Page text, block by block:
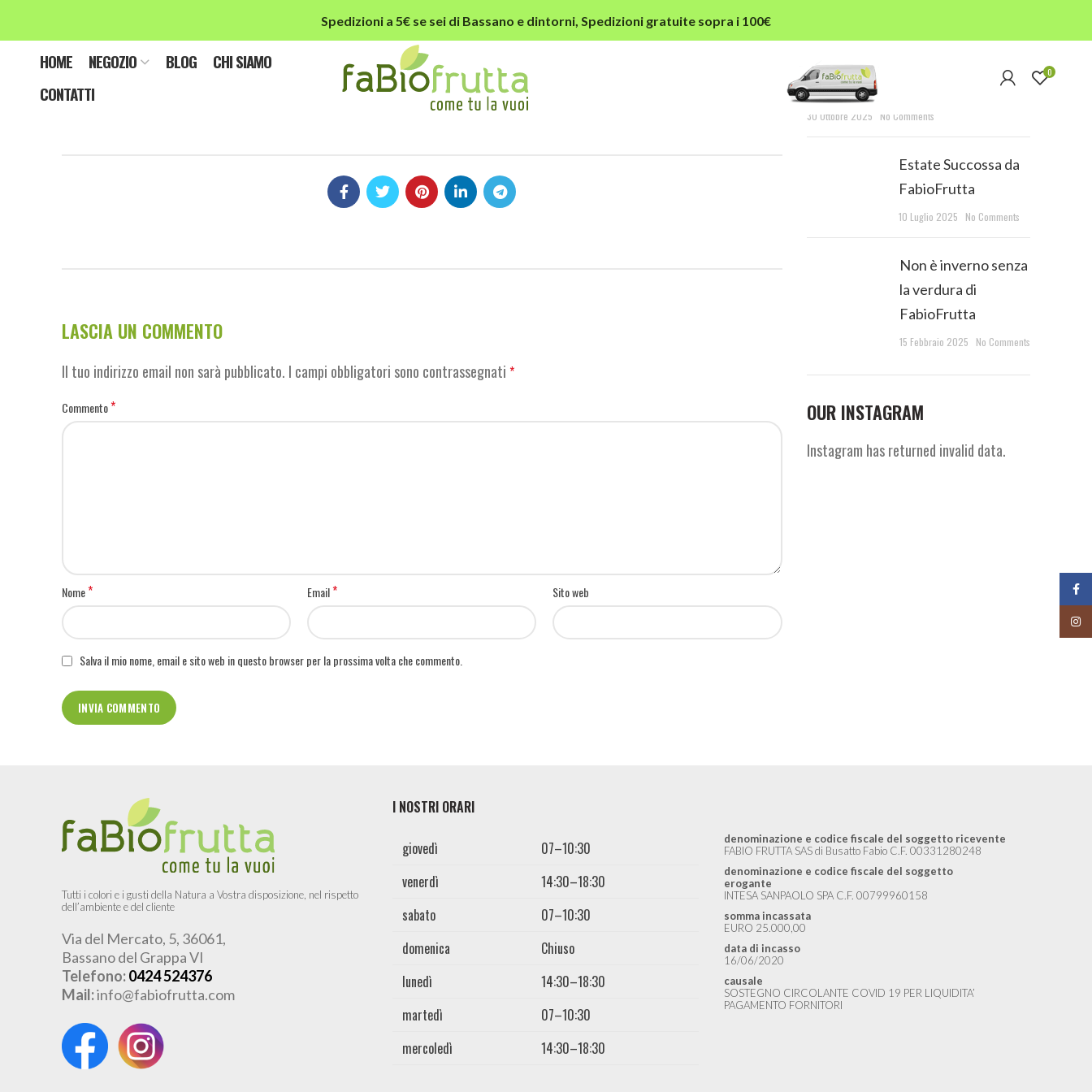
Spedizioni a 5€ se sei di Bassano e dintorni, Spedizioni gratuite sopra i 100€
HOME NEGOZIO BLOG
CHI SIAMO
CONTATTI
0
A INS QUERCIA
LASCIA UN COMMENTO
Il tuo indirizzo email non sarà pubblicato. I campi obbligatori sono contrassegnati *
Commento*
Nome* Email* Sito web
Salva il mio nome, email e sito web in questo browser per la prossima volta che commento.
RECENT POSTS
L’autunno in tavola
30 Ottobre 2025 No Comments
Estate Succossa da
FabioFrutta
10 Luglio 2025 No Comments
Non è inverno senza
la verdura di
FabioFrutta
15 Febbraio 2025 No Comments
OUR INSTAGRAM
Instagram has returned invalid data.
Tutti i colori e i gusti della Natura a Vostra disposizione, nel rispetto
dell’ambiente e del cliente
Via del Mercato, 5, 36061,
Bassano del Grappa VI
Telefono:0424 524376
Mail:info@fabiofrutta.com
I NOSTRI ORARI
giovedì
07–10:30
venerdì
14:30–18:30
sabato
07–10:30
domenica
Chiuso
lunedì
14:30–18:30
martedì
07–10:30
mercoledì
14:30–18:30
denominazione e codice fiscale del soggetto ricevente
FABIO FRUTTA SAS di Busatto Fabio C.F. 00331280248
denominazione e codice fiscale del soggetto
erogante
INTESA SANPAOLO SPA C.F. 00799960158
somma incassata
EURO 25.000,00
data di incasso
16/06/2020
causale
SOSTEGNO CIRCOLANTE COVID 19 PER LIQUIDITA’
PAGAMENTO FORNITORI